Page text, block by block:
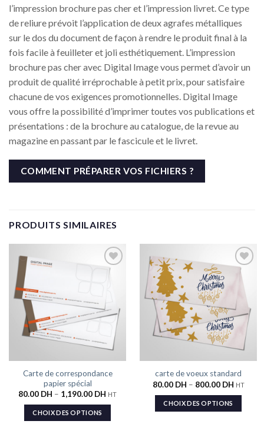
l’impression brochure pas cher et l’impression livret. Ce type
de reliure prévoit l’application de deux agrafes métalliques
sur le dos du document de façon à rendre le produit final à la
fois facile à feuilleter et joli esthétiquement. L’impression
brochure pas cher avec Digital Image vous permet d’avoir un
produit de qualité irréprochable à petit prix, pour satisfaire
chacune de vos exigences promotionnelles. Digital Image
vous offre la possibilité d’imprimer toutes vos publications et
présentations : de la brochure au catalogue, de la revue au
magazine en passant par le fascicule et le livret.
COMMENT PRÉPARER VOS FICHIERS ?
PRODUITS SIMILAIRES
Ajouter
Carte de correspondance
papier spécial
80.00 DH – 1,190.00 DH HT
CHOIX DES OPTIONS
Ajouter
carte de voeux standard
80.00 DH – 800.00 DH HT
CHOIX DES OPTIONS